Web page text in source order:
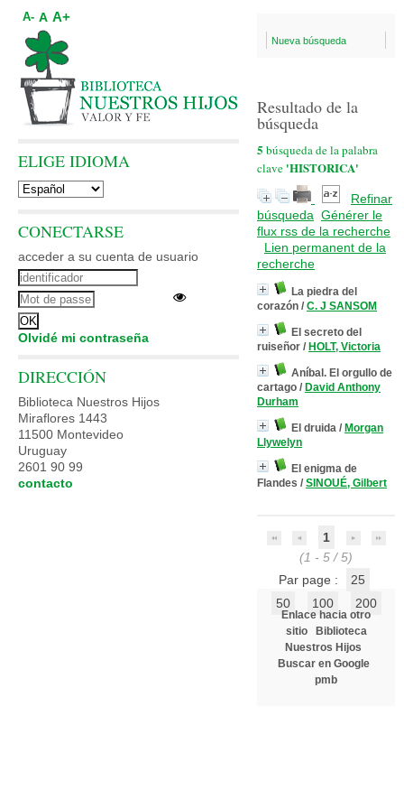
Nueva búsqueda
Resultado de la
búsqueda
5 búsqueda de la palabra
clave 'HISTORICA'
Refinar
búsqueda Générer le
flux rss de la recherche
Lien permanent de la
recherche
La piedra del
corazón / C. J SANSOM
El secreto del
ruiseñor / HOLT, Victoria
Aníbal. El orgullo de
cartago / David Anthony
Durham
El druida / Morgan
Llywelyn
El enigma de
Flandes / SINOUÉ, Gilbert
1
(1 - 5 / 5)
Par page :
25
50
100 200
Enlace hacia otro
sitio
Biblioteca
Nuestros Hijos
Buscar en Google
pmb
A- A A+
ELIGE IDIOMA
CONECTARSE
acceder a su cuenta de usuario
Olvidé mi contraseña
DIRECCIÓN
Biblioteca Nuestros Hijos
Miraflores 1443
11500 Montevideo
Uruguay
2601 90 99
contacto